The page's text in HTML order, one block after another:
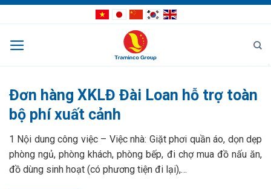
Bỏ
qua
dung
Đơn hàng XKLĐ Đài Loan hỗ trợ toàn
bộ phí xuất cảnh
1 Nội dung công việc – Việc nhà: Giặt phơi quần áo, dọn dẹp
phòng ngủ, phòng khách, phòng bếp, đi chợ mua đồ nấu ăn,
đồ dùng sinh hoạt (có phương tiện đi lại),…